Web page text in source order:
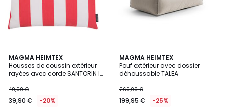
MAGMA HEIMTEX
Housses de coussin extérieur
rayées avec corde SANTORIN lot
49,90 €
39,90 € -20%
3
/
5
5
Couleurs
MAGMA HEIMTEX
Pouf extérieur avec dossier
déhoussable TALEA
269,00 €
199,95 € -25%
3
Couleurs